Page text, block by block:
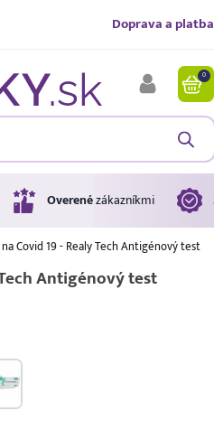
Doprava a platba
0
Overenézákazníkmi
Covid 19 - Realy Tech Antigénový test
Antigénový test